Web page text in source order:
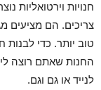
חנויות וירטואליות
צריכים. הם מציעים
טוב יותר. כדי לבנות
החנות שאתם רוצה
לנייד או גם וגם.